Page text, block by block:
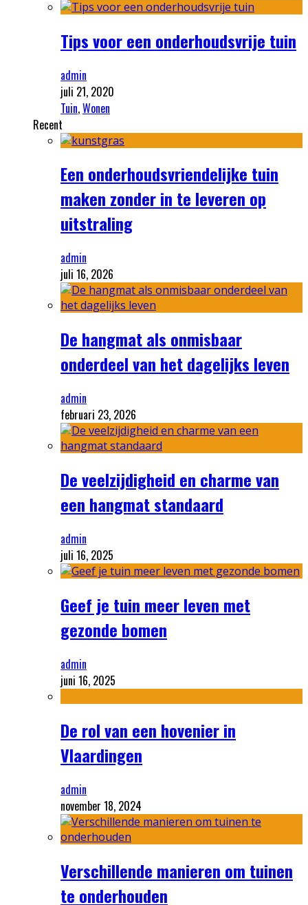
Tips voor een onderhoudsvrije tuin
admin
juli 21, 2020
Tuin,Wonen
Recent
Een onderhoudsvriendelijke tuin
maken zonder in te leveren op
uitstraling
admin
juli 16, 2026
De hangmat als onmisbaar
onderdeel van het dagelijks leven
admin
februari 23, 2026
De veelzijdigheid en charme van
een hangmat standaard
admin
juli 16, 2025
Geef je tuin meer leven met
gezonde bomen
admin
juni 16, 2025
De rol van een hovenier in
Vlaardingen
admin
november 18, 2024
Verschillende manieren om tuinen
te onderhouden